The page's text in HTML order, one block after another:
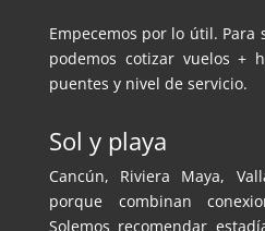
Empecemos por lo útil. Para
podemos cotizar vuelos +
puentes y nivel de servicio.
Sol y playa
Cancún, Riviera Maya,
porque combinan
Solemos recomendar